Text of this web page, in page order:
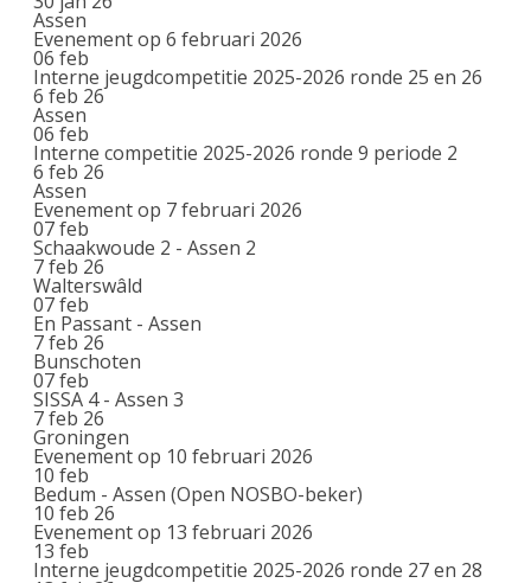
Assen
Evenement op 6 februari 2026
06 feb
Interne jeugdcompetitie 2025-2026 ronde 25 en 26
6 feb 26
Assen
06 feb
Interne competitie 2025-2026 ronde 9 periode 2
6 feb 26
Assen
Evenement op 7 februari 2026
07feb
Schaakwoude 2 - Assen 2
7 feb 26
Walterswâld
07feb
En Passant - Assen
7 feb 26
Bunschoten
07feb
SISSA 4 - Assen 3
7 feb 26
Groningen
Evenement op 10 februari 2026
10 feb
Bedum - Assen (Open NOSBO-beker)
10 feb 26
Evenement op 13 februari 2026
13 feb
Interne jeugdcompetitie 2025-2026 ronde 27 en 28